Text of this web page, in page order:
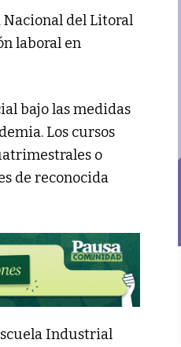
Nacional del Litoral
laboral en
bajo las medidas
Los cursos
o
de reconocida
Industrial